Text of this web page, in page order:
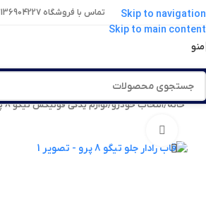
Skip to navigation
Skip to main content
تماس با فروشگاه 02136904227
منو
خانه/انتخاب خودرو/لوازم یدکی فونیکس تیگو 8 پرو